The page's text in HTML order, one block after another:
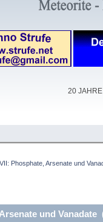
20
Phosphate, Arsenate und
und Vanadate